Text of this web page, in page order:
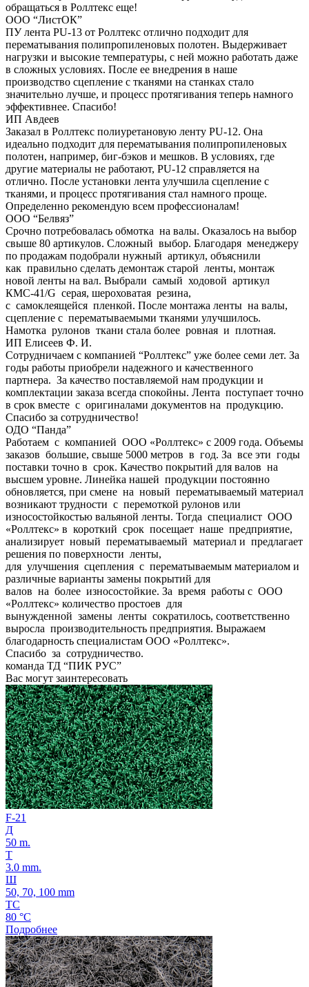
обращаться в Роллтекс еще!
ООО “ЛистОК”
ПУ лента PU-13 от Роллтекс отлично подходит для
перематывания полипропиленовых полотен. Выдерживает
нагрузки и высокие температуры, с ней можно работать даже
в сложных условиях. После ее внедрения в наше
производство сцепление с тканями на станках стало
значительно лучше, и процесс протягивания теперь намного
эффективнее. Спасибо!
ИП Авдеев
Заказал в Роллтекс полиуретановую ленту PU-12. Она
идеально подходит для перематывания полипропиленовых
полотен, например, биг-бэков и мешков. В условиях, где
другие материалы не работают, PU-12 справляется на
отлично. После установки лента улучшила сцепление с
тканями, и процесс протягивания стал намного проще.
Определенно рекомендую всем профессионалам!
ООО “Белвяз”
Срочно потребовалась обмотка на валы. Оказалось на выбор
свыше 80 артикулов. Сложный выбор. Благодаря менеджеру
по продажам подобрали нужный артикул, объяснили
как правильно сделать демонтаж старой ленты, монтаж
новой ленты на вал. Выбрали самый ходовой артикул
КМС-41/G серая, шероховатая резина,
с самоклеящейся пленкой. После монтажа ленты на валы,
сцепление с перематываемыми тканями улучшилось.
Намотка рулонов ткани стала более ровная и плотная.
ИП Елисеев Ф. И.
Сотрудничаем с компанией “Роллтекс” уже более семи лет. За
годы работы приобрели надежного и качественного
партнера. За качество поставляемой нам продукции и
комплектации заказа всегда спокойны. Лента поступает точно
в срок вместе с оригиналами документов на продукцию.
Спасибо за сотрудничество!
ОДО “Панда”
Работаем с компанией ООО «Роллтекс» с 2009 года. Объемы
заказов большие, свыше 5000 метров в год. За все эти годы
поставки точно в срок. Качество покрытий для валов на
высшем уровне. Линейка нашей продукции постоянно
обновляется, при смене на новый перематываемый материал
возникают трудности с перемоткой рулонов или
износостойкостью вальяной ленты. Тогда специалист ООО
«Роллтекс» в короткий срок посещает наше предприятие,
анализирует новый перематываемый материал и предлагает
решения по поверхности ленты,
для улучшения сцепления с перематываемым материалом и
различные варианты замены покрытий для
валов на более износостойкие. За время работы с ООО
«Роллтекс» количество простоев для
вынужденной замены ленты сократилось, соответственно
выросла производительность предприятия. Выражаем
благодарность специалистам ООО «Роллтекс».
Спасибо за сотрудничество.
команда ТД “ПИК РУС”
Вас могут заинтересовать
F-21
Д
50 m.
Т
3.0 mm.
Ш
50, 70, 100 mm
ТС
80 °C
Подробнее